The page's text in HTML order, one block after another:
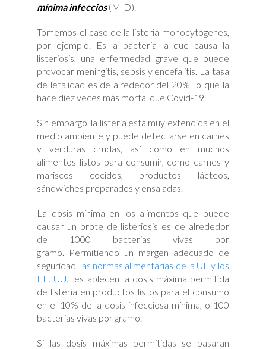
mínima infeccios(MID).
Tomemos el caso de la listeria monocytogenes,
por ejemplo. Es la bacteria la que causa la
listeriosis, una enfermedad grave que puede
provocar meningitis, sepsis y encefalitis. La tasa
de letalidad es de alrededor del 20%, lo que la
hace diez veces más mortal que Covid-19.
Sin embargo, la listeria está muy extendida en el
medio ambiente y puede detectarse en carnes
y verduras crudas, así como en muchos
alimentos listos para consumir, como carnes y
mariscos cocidos, productos lácteos,
sándwiches preparados y ensaladas.
La dosis mínima en los alimentos que puede
causar un brote de listeriosis es de alrededor
de 1000 bacterias vivas por
gramo. Permitiendo un margen adecuado de
seguridad, las normas alimentarias de la UE y los
EE. UU.
establecen la dosis máxima permitida
de listeria en productos listos para el consumo
en el 10% de la dosis infecciosa mínima, o 100
bacterias vivas por gramo.
Si las dosis máximas permitidas se basaran